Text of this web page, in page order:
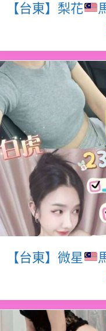
【台東】梨花
【台東】微星